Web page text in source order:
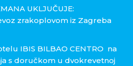
UKLJUČUJE:
zrakoplovom iz Zagreba
IBIS BILBAO CENTRO na
s doručkom u dvokrevetnoj